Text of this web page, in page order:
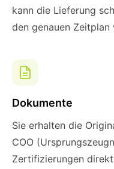
kann die Lieferung
den genauen Zeitplan
Dokumente
Sie erhalten die
COO
Zertifizierungen